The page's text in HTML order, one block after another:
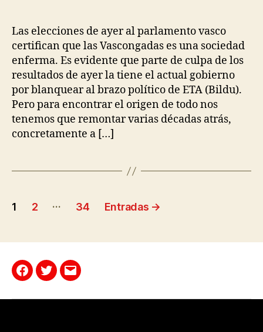
Las elecciones de ayer al parlamento vasco
certifican que las Vascongadas es una sociedad
enferma. Es evidente que parte de culpa de los
resultados de ayer la tiene el actual gobierno
por blanquear al brazo político de ETA (Bildu).
Pero para encontrar el origen de todo nos
tenemos que remontar varias décadas atrás,
concretamente a […]
1 2 … 34 Entradas →